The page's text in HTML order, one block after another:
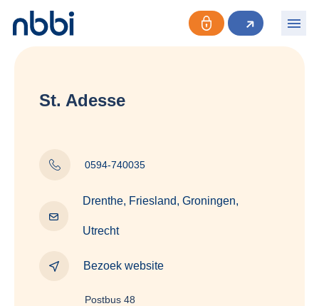
St. Adesse
0594-740035
Drenthe, Friesland, Groningen,
Utrecht
Bezoek website
Postbus 48